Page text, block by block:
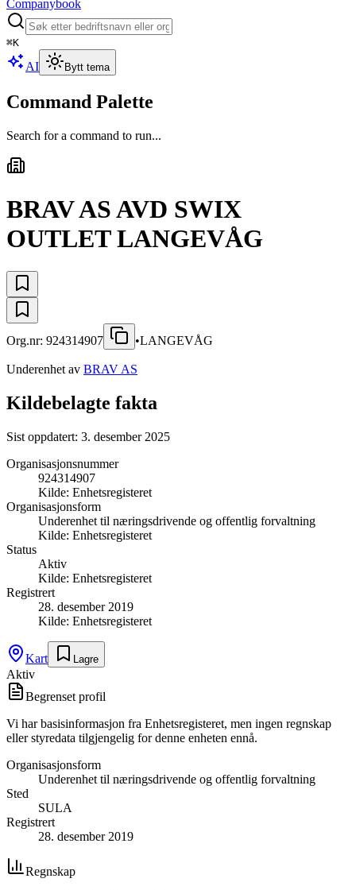
Companybook
⌘K
AI Bytt tema
Command Palette
Search for a command to run...
BRAV AS AVD SWIX
OUTLET LANGEVÅG
Org.nr: 924314907 •LANGEVÅG
Underenhet av BRAV AS
Kildebelagte fakta
Sist oppdatert: 3. desember 2025
Organisasjonsnummer
924314907
Kilde: Enhetsregisteret
Organisasjonsform
Underenhet til næringsdrivende og offentlig forvaltning
Kilde: Enhetsregisteret
Status
Aktiv
Kilde: Enhetsregisteret
Registrert
28. desember 2019
Kilde: Enhetsregisteret
Kart Lagre
Aktiv
Begrenset profil
Vi har basisinformasjon fra Enhetsregisteret, men ingen regnskap
eller styredata tilgjengelig for denne enheten ennå.
Organisasjonsform
Underenhet til næringsdrivende og offentlig forvaltning
Sted
SULA
Registrert
28. desember 2019
Regnskap